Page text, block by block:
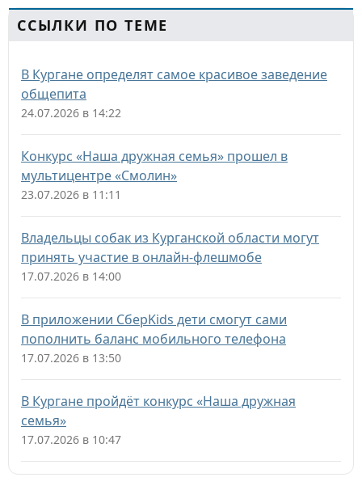
ССЫЛКИ ПО ТЕМЕ
В Кургане определят самое красивое заведение
общепита
24.07.2026 в 14:22
Конкурс «Наша дружная семья» прошел в
мультицентре «Смолин»
23.07.2026 в 11:11
Владельцы собак из Курганской области могут
принять участие в онлайн-флешмобе
17.07.2026 в 14:00
В приложении СберKids дети смогут сами
пополнить баланс мобильного телефона
17.07.2026 в 13:50
В Кургане пройдёт конкурс «Наша дружная
семья»
17.07.2026 в 10:47